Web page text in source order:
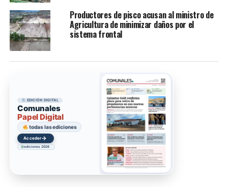
Productores de pisco acusan al ministro de
Agricultura de minimizar daños por el
sistema frontal
EDICIÓN DIGITAL
Comunales
Papel Digital
todas las ediciones
Acceder→
ediciones 2026